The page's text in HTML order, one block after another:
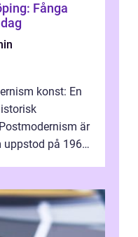
Fånga
konst: En
är
på 1960-